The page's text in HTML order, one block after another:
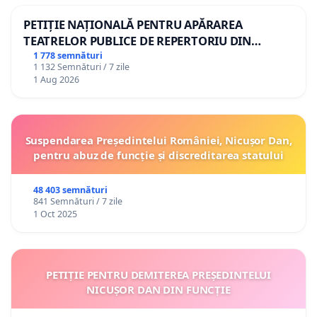
PETIȚIE NAȚIONALĂ PENTRU APĂRAREA
TEATRELOR PUBLICE DE REPERTORIU DIN
ROMÂNIA
1 778 semnături
1 132 Semnături / 7 zile
1 Aug 2026
Suspendarea Președintelui României, Nicușor Dan,
pentru abuz de funcție și discreditarea statului
48 403 semnături
841 Semnături / 7 zile
1 Oct 2025
PETIȚIE PENTRU DEMITEREA PREȘEDINTELUI
NICUȘOR DAN DIN FUNCȚIE